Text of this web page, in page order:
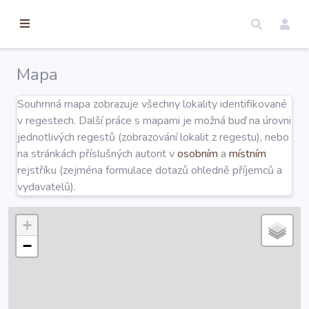
Úvod
Edice
Regesty
Hledat
Mapa
Souhrnná mapa zobrazuje všechny lokality identifikované
v regestech. Další práce s mapami je možná buď na úrovni
jednotlivých regestů (zobrazování lokalit z regestu), nebo
na stránkách příslušných autorit vosobním a místním
rejstříku (zejména formulace dotazů ohledně příjemců a
vydavatelů).
+
−